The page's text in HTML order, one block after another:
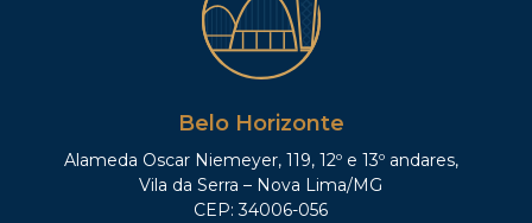
Belo Horizonte
Alameda Oscar Niemeyer, 119, 12º e 13º andares,
Vila da Serra – Nova Lima/MG
CEP: 34006-056